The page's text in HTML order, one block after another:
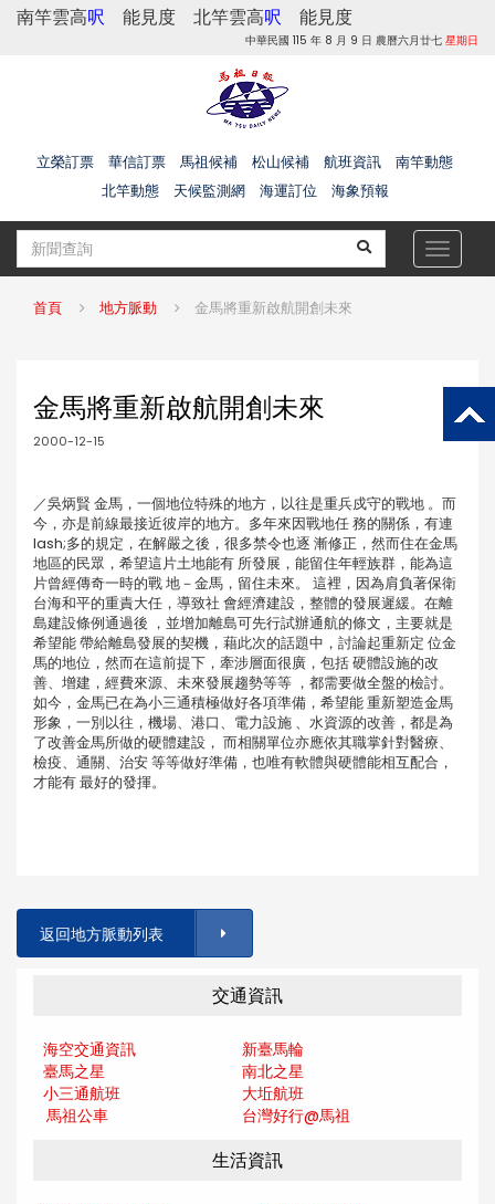
南竿雲高呎 能見度 北竿雲高呎 能見度
中華民國 115 年 8 月 9 日 農曆六月廿七 星期日
立榮訂票 華信訂票 馬祖候補 松山候補 航班資訊
南竿動態
北竿動態
天候監測網 海運訂位 海象預報
Toggle
首頁 地方脈動 金馬將重新啟航開創未來
金馬將重新啟航開創未來
2000-12-15
／吳炳賢 金馬，一個地位特殊的地方，以往是重兵戍守的戰地 。而
今，亦是前線最接近彼岸的地方。多年來因戰地任 務的關係，有連
lash;多的規定，在解嚴之後，很多禁令也逐 漸修正，然而住在金馬
地區的民眾，希望這片土地能有 所發展，能留住年輕族群，能為這
片曾經傳奇一時的戰 地－金馬，留住未來。 這裡，因為肩負著保衛
台海和平的重責大任，導致社 會經濟建設，整體的發展遲緩。在離
島建設條例通過後 ，並增加離島可先行試辦通航的條文，主要就是
希望能 帶給離島發展的契機，藉此次的話題中，討論起重新定 位金
馬的地位，然而在這前提下，牽涉層面很廣，包括 硬體設施的改
善、增建，經費來源、未來發展趨勢等等 ，都需要做全盤的檢討。
如今，金馬已在為小三通積極做好各項準備，希望能 重新塑造金馬
形象，一別以往，機場、港口、電力設施 、水資源的改善，都是為
了改善金馬所做的硬體建設， 而相關單位亦應依其職掌針對醫療、
檢疫、通關、治安 等等做好準備，也唯有軟體與硬體能相互配合，
才能有 最好的發揮。
返回地方脈動列表
交通資訊
海空交通資訊
新臺馬輪
臺馬之星
南北之星
小三通航班
大坵航班
馬祖公車
台灣好行@馬祖
生活資訊